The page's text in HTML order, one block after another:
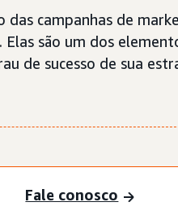
campanhas de
. Elas são um dos
de sucesso de sua
Fale conosco